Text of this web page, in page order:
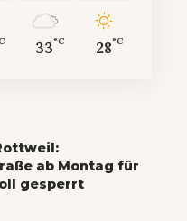
33°C 28°C
ab Montag für
gesperrt